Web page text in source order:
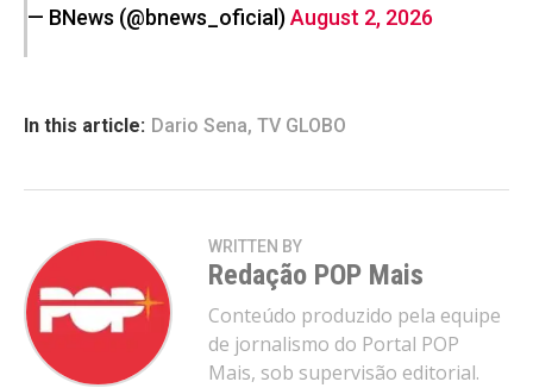
— BNews (@bnews_oficial)August 2, 2026
In this article: Dario Sena, TV GLOBO
WRITTEN BY
Redação POP Mais
Conteúdo produzido pela equipe
de jornalismo do Portal POP
Mais, sob supervisão editorial.